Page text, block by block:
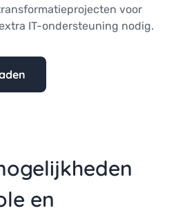
voor
IT-ondersteuning nodig.
en